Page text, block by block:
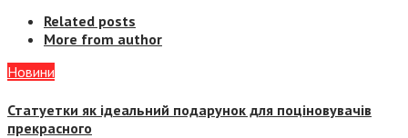
Related posts
More from author
Новини
Статуетки як ідеальний подарунок для поціновувачів
прекрасного